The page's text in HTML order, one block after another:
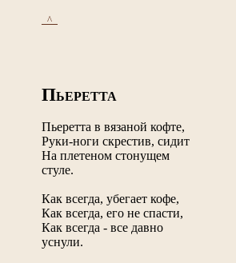
_^_
ПЬЕРЕТТА
Пьеретта в вязаной кофте,
Руки-ноги скрестив, сидит
На плетеном стонущем
стуле.
Как всегда, убегает кофе,
Как всегда, его не спасти,
Как всегда - все давно
уснули.